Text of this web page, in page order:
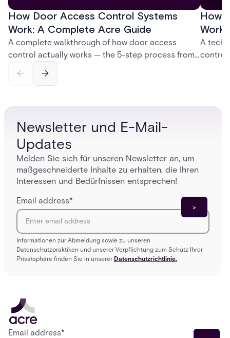
How Door Access Control Systems
Work: A Complete Acre Guide
A complete walkthrough of how door access
control actually works — the 5-step process from
credential swipe to unlock, the four core hardware
and software components, and the access control
How
A
control
Newsletter und E-Mail-
Updates
Melden Sie sich für unseren Newsletter an, um
maßgeschneiderte Inhalte zu erhalten, die Ihren
Interessen und Bedürfnissen entsprechen!
Email address*
Informationen zur Abmeldung sowie zu unseren
Datenschutzpraktiken und unserer Verpflichtung zum Schutz Ihrer
Privatsphäre finden Sie in unserer Datenschutzrichtlinie.
Email address*